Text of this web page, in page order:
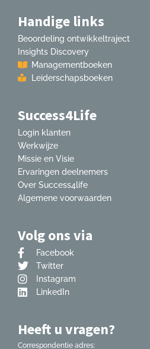
Handige links
Beoordeling ontwikkeltraject
Insights Discovery
Managementboeken
Leiderschapsboeken
Success4Life
Login klanten
Werkwijze
Missie en Visie
Ervaringen deelnemers
Over Success4life
Algemene voorwaarden
Volg ons via
Facebook
Twitter
Instagram
LinkedIn
Heeft u vragen?
Correspondentie adres: